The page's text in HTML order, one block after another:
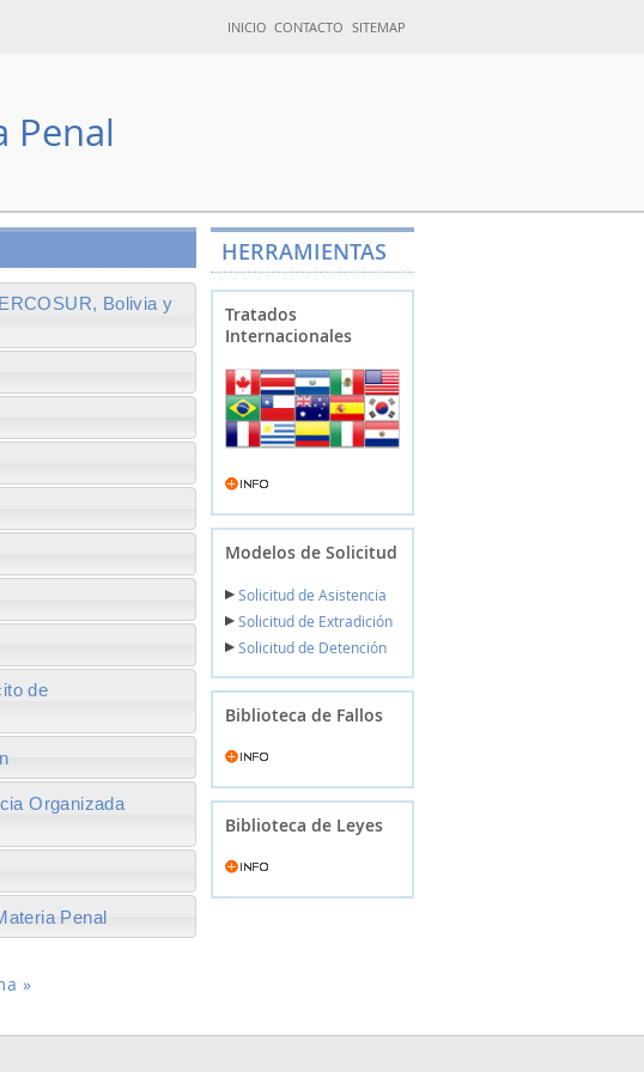
INICIO CONTACTO SITEMAP
Penal
Bolivia y
de
Organizada
Penal
»
HERRAMIENTAS
Tratados
Internacionales
Modelos de Solicitud
Solicitud de Asistencia
Solicitud de Extradición
Solicitud de Detención
Biblioteca de Fallos
Biblioteca de Leyes